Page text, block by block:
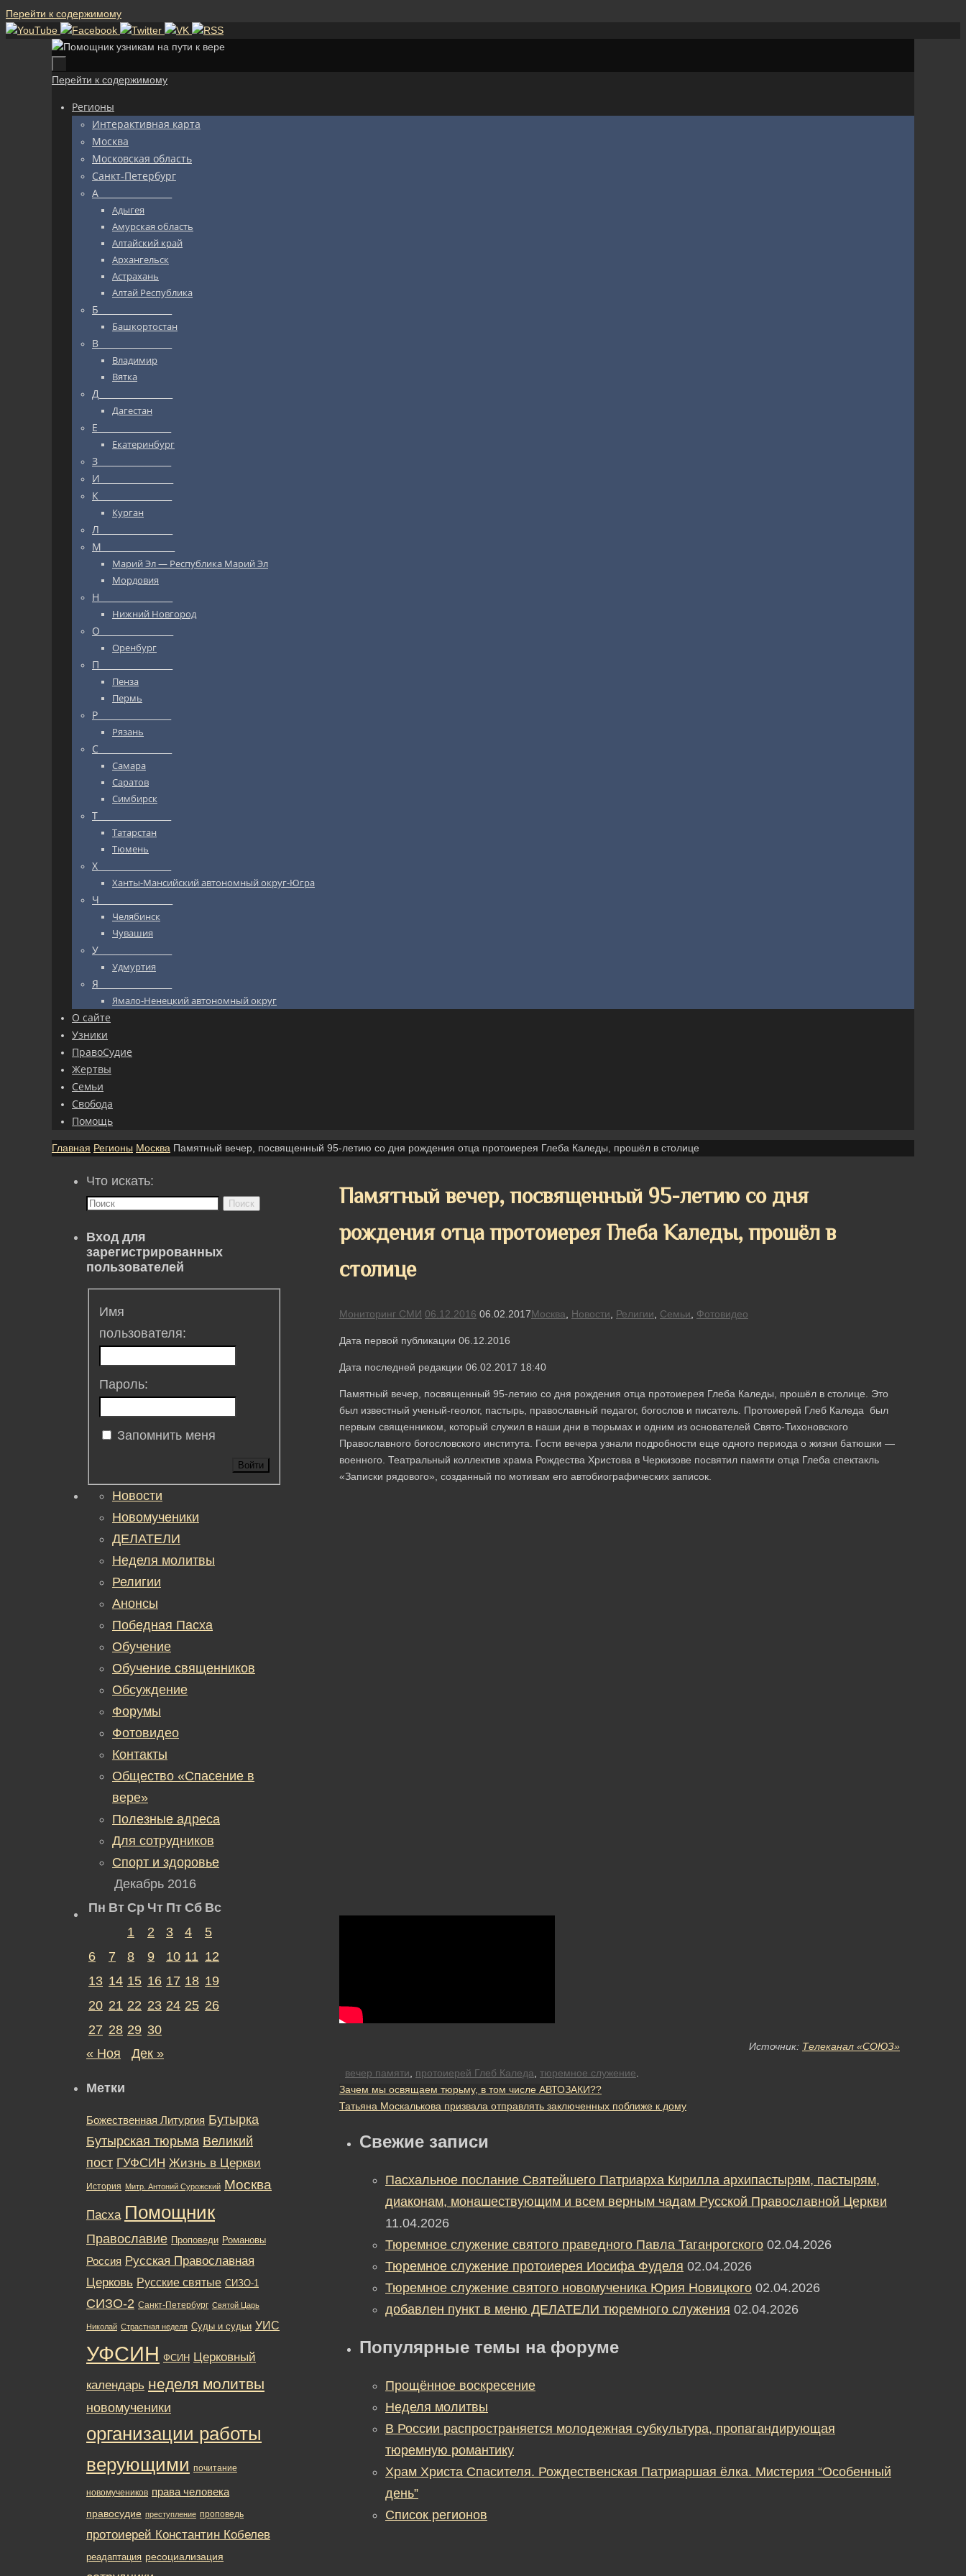
Перейти к содержимому
Перейти к содержимому
Регионы
Интерактивная карта
Москва
Московская область
Санкт-Петербург
А_________________
Адыгея
Амурская область
Алтайский край
Архангельск
Астрахань
Алтай Республика
Б_________________
Башкортостан
В_________________
Владимир
Вятка
Д_________________
Дагестан
Е_________________
Екатеринбург
З_________________
И_________________
К_________________
Курган
Л_________________
М_________________
Марий Эл — Республика Марий Эл
Мордовия
Н_________________
Нижний Новгород
О_________________
Оренбург
П_________________
Пенза
Пермь
Р_________________
Рязань
С_________________
Самара
Саратов
Симбирск
Т_________________
Татарстан
Тюмень
Х_________________
Ханты-Мансийский автономный округ-Югра
Ч_________________
Челябинск
Чувашия
У_________________
Удмуртия
Я_________________
Ямало-Ненецкий автономный округ
О сайте
Узники
ПравоСудие
Жертвы
Семьи
Свобода
Помощь
Главная Регионы Москва Памятный вечер, посвященный 95-летию со дня рождения отца протоиерея Глеба Каледы, прошёл в столице
Памятный вечер, посвященный 95-летию со дня
рождения отца протоиерея Глеба Каледы, прошёл в
столице
Мониторинг СМИ 06.12.2016 06.02.2017Москва Новости Религии Семьи Фотовидео
Дата первой публикации 06.12.2016
Дата последней редакции 06.02.2017 18:40
Памятный вечер, посвященный 95-летию со дня рождения отца протоиерея Глеба Каледы, прошёл в столице. Это
был известный ученый-геолог, пастырь, православный педагог, богослов и писатель. Протоиерей Глеб Каледа был
первым священником, который служил в наши дни в тюрьмах и одним из основателей Свято-Тихоновского
Православного богословского института. Гости вечера узнали подробности еще одного периода о жизни батюшки —
военного. Театральный коллектив храма Рождества Христова в Черкизове посвятил памяти отца Глеба спектакль
«Записки рядового», созданный по мотивам его автобиографических записок.
Источник: Телеканал «СОЮЗ»
вечер памяти протоиерей Глеб Каледа тюремное служение
Зачем мы освящаем тюрьму, в том числе АВТОЗАКИ??
Татьяна Москалькова призвала отправлять заключенных поближе к дому
Свежие записи
Пасхальное послание Святейшего Патриарха Кирилла архипастырям, пастырям,
диаконам, монашествующим и всем верным чадам Русской Православной Церкви
11.04.2026
Тюремное служение святого праведного Павла Таганрогского 02.04.2026
Тюремное служение протоиерея Иосифа Фуделя 02.04.2026
Тюремное служение святого новомученика Юрия Новицкого 02.04.2026
добавлен пункт в меню ДЕЛАТЕЛИ тюремного служения 02.04.2026
Популярные темы на форуме
Прощённое воскресение
Неделя молитвы
В России распространяется молодежная субкультура, пропагандирующая
тюремную романтику
Храм Христа Спасителя. Рождественская Патриаршая ёлка. Мистерия “Особенный
день”
Список регионов
Что искать:
Поиск
Вход для
зарегистрированных
пользователей
Имя
пользователя:
Пароль:
Запомнить меня
Войти
Новости
Новомученики
ДЕЛАТЕЛИ
Неделя молитвы
Религии
Анонсы
Победная Пасха
Обучение
Обучение священников
Обсуждение
Форумы
Фотовидео
Контакты
Общество «Спасение в
вере»
Полезные адреса
Для сотрудников
Спорт и здоровье
Декабрь 2016
Пн Вт Ср Чт Пт Сб Вс
1
2 3 4
5
6
7 8 9 10 11 12
13 14 15 16 17 18 19
20 21 22 23 24 25 26
27 28 29 30
« Ноя
Дек »
Метки
Божественная Литургия Бутырка
Бутырская тюрьма Великий
пост ГУФСИН Жизнь в Церкви
История Митр. Антоний Сурожский Москва
Пасха Помощник
Православие Проповеди Романовы
Россия Русская Православная
Церковь Русские святые СИЗО-1
СИЗО-2 Санкт-Петербург Святой Царь
Николай Страстная неделя Суды и судьи УИС
УФСИН ФСИН Церковный
календарь неделя молитвы
новомученики
организации работы
верующими почитание
новомучеников права человека
правосудие преступление проповедь
протоиерей Константин Кобелев
реадаптация ресоциализация